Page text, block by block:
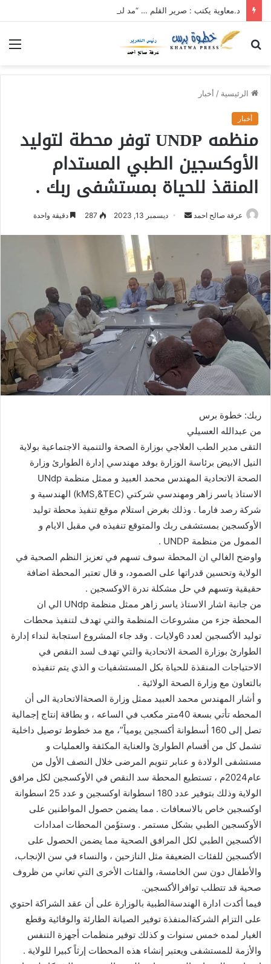
د.معاوية يكتب : صرير القلم … “مد لسانك”… “قدر قانونك”
الرئيسية / أخبار
أخبار
منظمه UNDP توفر محطة لتوليد
الأوكسجين الطبي المستدام
المنقذ للحياة بمستشفى ربك .
عرفة صالح احمد
ر
ي
ا
إ
ك
ت
ي
ا
ديسمبر 13, 2023 287 دقيقة واحدة
ربك: خطوة برس
من عبدالله العسيلي
التقى مدير الطب العلاجي بوزارة الصحة والتنمية الاجتماعية بولاية
النيل الابيض برئاسة الوزارة بوفد مهندسي إدارة الطوارئ وزارة
الصحة الاتحادية المهندس محمد العبيد و ممثل منظمة UNdp
الاستاذ ياسر زاهر ومهندسي شركتي (kMS,&TEC) الهندسية و
شركة رصد فارما . وذلك بغرض استلام موقع تنفيذ محطة توليد
الأوكسجين بمستشفى ربك والمتوقع تنفيذه في مقبل الايام و
الممول من منظمة UNDP .
واوضح الغالي ان المحطة سوف تسهم في تعزيز النظم الصحية في
الولاية وتحسين قدراتها على الصمود، و قال تعتبر المحطة اضافة
حقيقية وتسهم في حل مشكلة ندرة الاوكسجين .
من جانبة اشار الاستاذ ياسر زاهر ممثل منظمة UNdp الي ان
المحطة جزء من مشروعات المنظمة والتي تهدف لتنفيذ محطات
توليد الأكسجين لعدد 6ولايات . وقد جاء المشروع استجابة لنداء إدارة
الطوارئ بوزارة الصحة الاتحادية والتي تهدف لسد النقص في
الاحتياجات المنقذة للحياة بكل المستشفيات و الذي يتم تنفيذه
بالتعاون مع وزارة الصحة الولائية .
و أشار المهندس محمد العبيد ممثل وزارة الصحةالاتحادية الى أن
المحطه تأتي بسعة 40متر مكعب في الساعه ، و بطاقة إنتاج إجمالية
تصل إلى 160 أسطوانة أكسجين يومياً”، مع مد خطوط توصيل داخلية
تشمل كل من أقسام الطوارئ والعناية المكثفة والعمليات و
مستشفى الولادة و عنابر تنويم المرضى خلال النصف الأول من
عام2024م ، تستطيع المحطة سد النقص في الأوكسجين لكل مرافق
الولاية وذلك بتوفير عدد 180 اسطوانة اوكسجين و عدد 25 اسطوانة
اوكسجين خاص بالاسعافات . مما يضمن حصول المواطنين على
الأوكسجين الطبي بشكل مستمر . وستؤَمن المحطات امدادات
الأكسجين الطبي لكل المرافق الصحية مما يضمن الحصول على
الأكسجين للفئات الضعيفة مثل النازحين ، والنساء في سن الإنجاب،
والأطفال دون سن الخامسة، والفئات الأخرى التي تعاني من ظروف
صحية قد تتطلب توافرالأكسجين.
فيما أكدت ادارة الهندسةالطبية بالوزارة على أن عقد الشراكة احتوي
على التزام الشركةالمنفذة توفير الصيانة الطارئة والوقائية وقطع
الغيار لمده خمس سنوات و كذلك توفير منظمات أجهزة التنفس
والأزمة للمستشفى ويعتبر إنشاء هذه المحطات إرثاً كبيرا للولاية .